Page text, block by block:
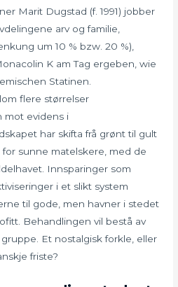
Marit Dugstad (f. 1991) jobber
arv og familie,
um 10 % bzw. 20 %),
K am Tag ergeben, wie
Statinen.
flere størrelser
mot evidens i
har skifta frå grønt til gult
sunne matelskere, med de
Innsparinger som
i et slikt system
til gode, men havner i stedet
Behandlingen vil bestå av
Et nostalgisk forkle, eller
friste?